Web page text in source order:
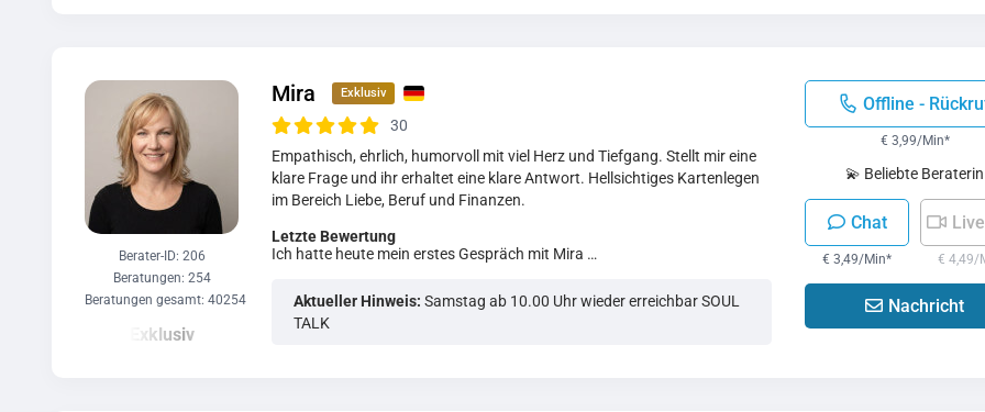
Mira
30
Empathisch, ehrlich, humorvoll mit viel Herz und Tiefgang. Stellt mir eine
klare Frage und ihr erhaltet eine klare Antwort. Hellsichtiges Kartenlegen
im Bereich Liebe, Beruf und Finanzen.
Berater-ID: 206
Beratungen: 254
Beratungen gesamt: 40254
Letzte Bewertung
Ich hatte heute mein erstes Gespräch mit Mira …
Offline -
€ 3,99/Min*
💫 Beliebte Beraterin
Chat
€ 3,49/Min* € 4,49/
Nachricht
Aktueller Hinweis: Samstag ab 10.00 Uhr wieder erreichbar SOUL
TALK